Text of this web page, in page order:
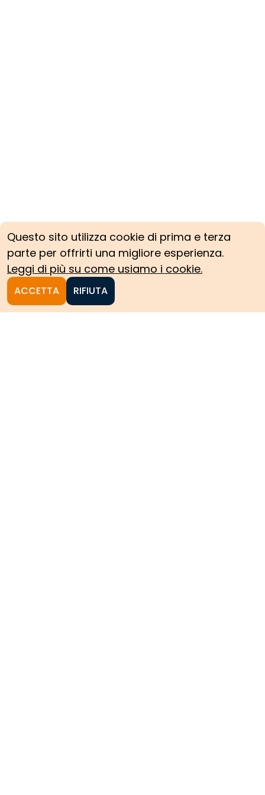
Questo sito utilizza cookie di prima e terza
parte per offrirti una migliore esperienza.
Leggi di più su come usiamo i cookie.
ACCETTA RIFIUTA